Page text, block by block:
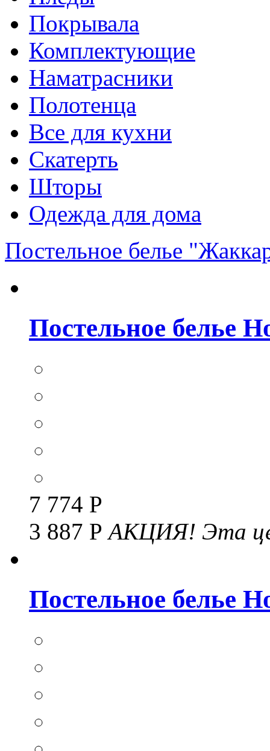
Покрывала
Комплектующие
Наматрасники
Полотенца
Все для кухни
Скатерть
Шторы
Одежда для дома
Постельное белье
Постельное белье
7 774 Р
3 887 РАКЦИЯ! Эта
Постельное белье